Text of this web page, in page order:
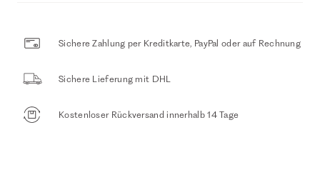
Sichere Zahlung per Kreditkarte, PayPal oder auf Rechnung
Sichere Lieferung mit DHL
Kostenloser Rückversand innerhalb 14 Tage